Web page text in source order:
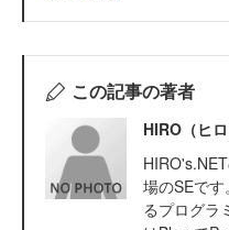
この記事の著者
HIRO（ヒロ
場のSEで
るプログラ